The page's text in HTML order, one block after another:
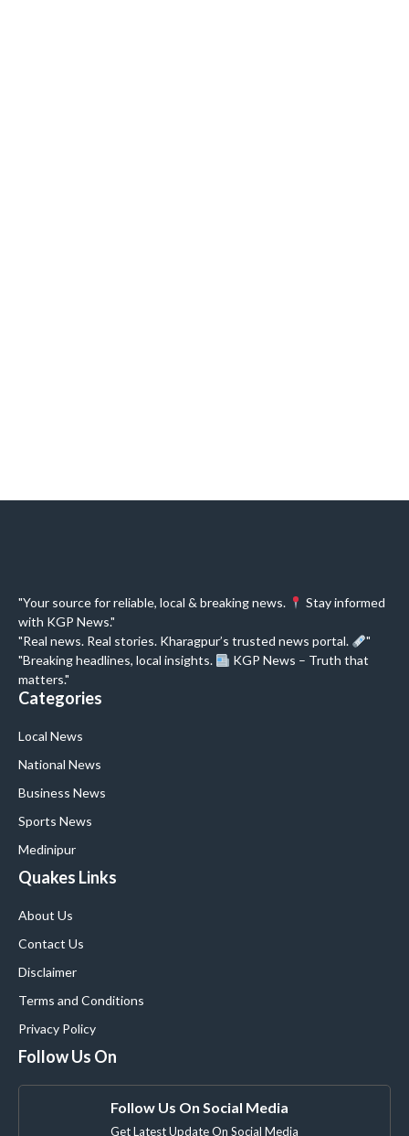
"Your source for reliable, local & breaking news.
Stay informed
with KGP News."
"Real news. Real stories. Kharagpur’s trusted news portal.
"
"Breaking headlines, local insights.
KGP News – Truth that
matters."
Categories
Local News
National News
Business News
Sports News
Medinipur
Quakes Links
About Us
Contact Us
Disclaimer
Terms and Conditions
Privacy Policy
Follow Us On
Follow Us On Social Media
Get Latest Update On Social Media